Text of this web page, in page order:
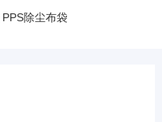
PPS除尘布袋